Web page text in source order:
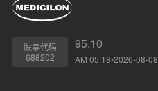
股票代码
688202
95.10
AM 05:18•2026-08-08